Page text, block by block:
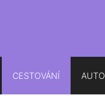
CESTOVÁNÍ AUTO